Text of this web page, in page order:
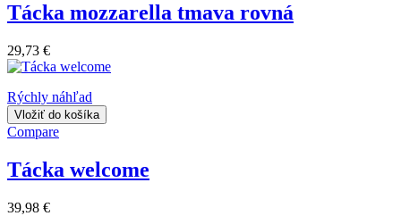
Tácka mozzarella tmava rovná
29,73 €
Rýchly náhľad
Vložiť do košíka
Compare
Tácka welcome
39,98 €